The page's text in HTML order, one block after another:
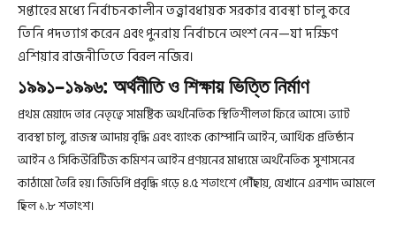
সপ্তাহের মধ্যে নির্বাচনকালীন তত্ত্বাবধায়ক সরকার ব্যবস্থা চালু করে
তিনি পদত্যাগ করেন এবং পুনরায় নির্বাচনে অংশ নেন—যা দক্ষিণ
এশিয়ার রাজনীতিতে বিরল নজির।
১৯৯১–১৯৯৬: অর্থনীতি ও শিক্ষায় ভিত্তি নির্মাণ
প্রথম মেয়াদে তার নেতৃত্বে সামষ্টিক অর্থনৈতিক স্থিতিশীলতা ফিরে আসে। ভ্যাট
ব্যবস্থা চালু, রাজস্ব আদায় বৃদ্ধি এবং ব্যাংক কোম্পানি আইন, আর্থিক প্রতিষ্ঠান
আইন ও সিকিউরিটিজ কমিশন আইন প্রণয়নের মাধ্যমে অর্থনৈতিক সুশাসনের
কাঠামো তৈরি হয়। জিডিপি প্রবৃদ্ধি গড়ে ৪.৫ শতাংশে পৌঁছায়, যেখানে এরশাদ আমলে
ছিল ১.৮ শতাংশ।